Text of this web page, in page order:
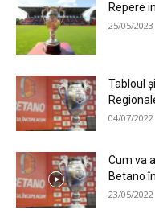
Repere
25/05/2023
Tabloul
04/07/2022
Cum va
Betano
23/05/2022